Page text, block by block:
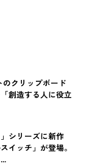
クリップボード
創造する人に役立
シリーズに新作
イッチ」が登場。